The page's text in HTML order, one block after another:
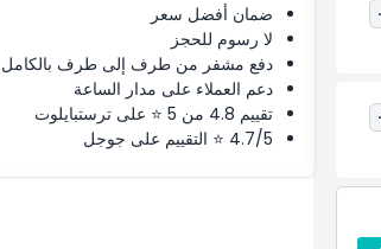
ضمان أفضل سعر
لا رسوم للحجز
دفع مشفر من طرف إلى طرف بالكامل
دعم العملاء على مدار الساعة
تقييم 4.8 من 5 ⭐ على ترستبايلوت
4.7/5 ⭐ التقييم على جوجل